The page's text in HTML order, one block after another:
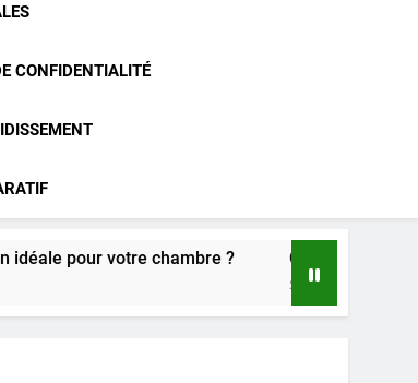
CONFIDENTIALITÉ
chambre ? Climatisation Atlantic : notre